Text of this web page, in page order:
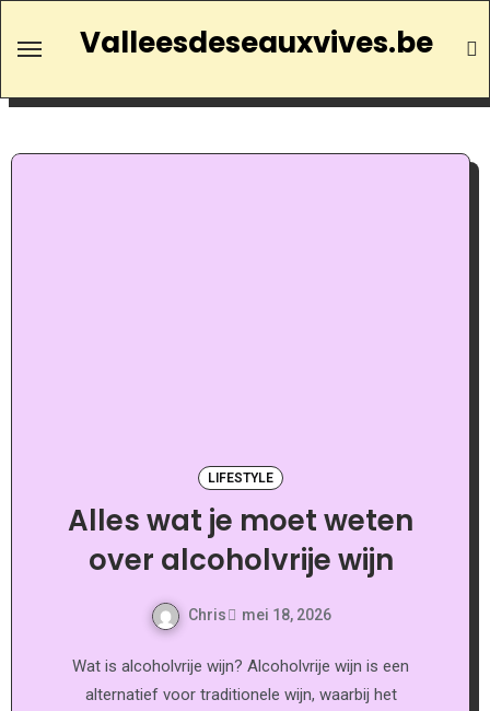
Valleesdeseauxvives.be
LIFESTYLE
Alles wat je moet weten
over alcoholvrije wijn
Chris mei 18, 2026
Wat is alcoholvrije wijn? Alcoholvrije wijn is een
alternatief voor traditionele wijn, waarbij het